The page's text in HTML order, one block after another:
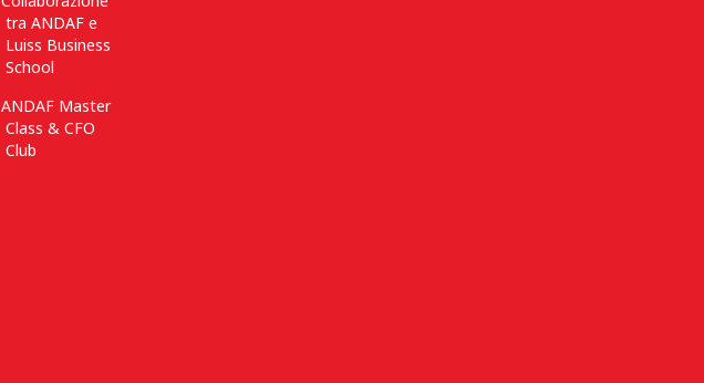
tra ANDAF e
Luiss Business
School
ANDAF Master
Class & CFO
Club